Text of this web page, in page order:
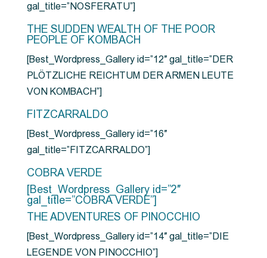
gal_title=”NOSFERATU”]
THE SUDDEN WEALTH OF THE POOR
PEOPLE OF KOMBACH
[Best_Wordpress_Gallery id=”12″ gal_title=”DER
PLÖTZLICHE REICHTUM DER ARMEN LEUTE
VON KOMBACH”]
FITZCARRALDO
[Best_Wordpress_Gallery id=”16″
gal_title=”FITZCARRALDO”]
COBRA VERDE
[Best_Wordpress_Gallery id=”2″
gal_title=”COBRA VERDE”]
THE ADVENTURES OF PINOCCHIO
[Best_Wordpress_Gallery id=”14″ gal_title=”DIE
LEGENDE VON PINOCCHIO”]